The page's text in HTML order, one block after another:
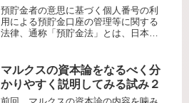
いったものでしょうか？
預貯金者の意思に基づく個人番号の利
用による預貯金口座の管理等に関する
法律、通称「預貯金法」とは、日本の
めるために制定された法律です。この
法律は、預貯金者のプライバシーを保
護...
マルクスの資本論をなるべく分
かりやすく説明してみる試み２